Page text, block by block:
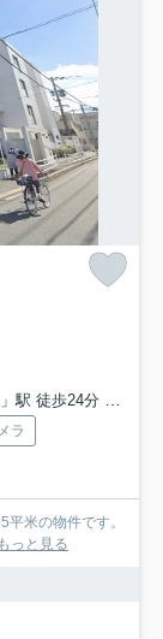
駅 徒歩24分 筑肥
ラ
米の物件です。
もっと見る